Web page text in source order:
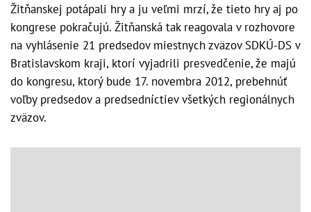
Žitňanskej potápali hry a ju veľmi mrzí, že tieto hry aj po
kongrese pokračujú. Žitňanská tak reagovala v rozhovore
na vyhlásenie 21 predsedov miestnych zväzov SDKÚ-DS v
Bratislavskom kraji, ktorí vyjadrili presvedčenie, že majú
do kongresu, ktorý bude 17. novembra 2012, prebehnúť
voľby predsedov a predsedníctiev všetkých regionálnych
zväzov.